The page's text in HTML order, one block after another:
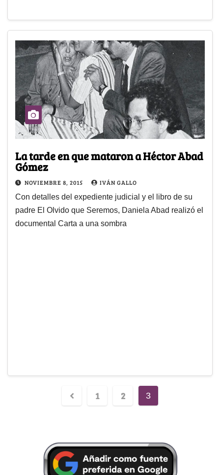
La tarde en que mataron a Héctor Abad
Gómez
NOVIEMBRE 8, 2015 IVÁN GALLO
Con detalles del expediente judicial y el libro de su
padre El Olvido que Seremos, Daniela Abad realizó el
documental Carta a una sombra
1 2 3